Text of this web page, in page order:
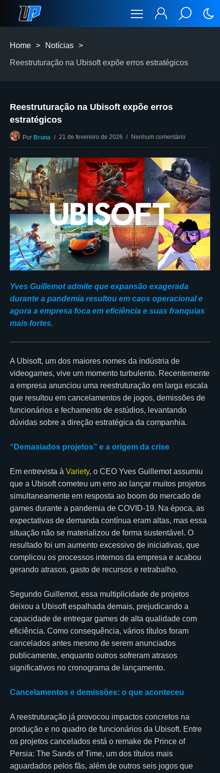
Home > Notícias >
Reestruturação na Ubisoft expõe erros estratégicos
Reestruturação na Ubisoft expõe erros
estratégicos
Por Bruna 21 de fevereiro de 2026 Nenhum comentário
Yves Guillemot admite que expansão exagerada
durante a pandemia resultou em caos operacional e
agora a empresa foca em eficiência e suas franquias
mais fortes.
A Ubisoft, um dos maiores nomes da indústria de
videogames, vive um momento turbulento. Recentemente
a empresa anunciou uma reestruturação em larga escala
que resultou em cancelamentos de jogos, demissões de
funcionários e fechamento de estúdios, levantando
dúvidas sobre a direção estratégica da companhia.
“Demasiados projetos” e a origem da crise
Em entrevista à Variety, o CEO Yves Guillemot assumiu
que a Ubisoft cometeu um erro ao lançar muitos projetos
simultaneamente em resposta ao boom do mercado de
games durante a pandemia de COVID-19. Na época, as
expectativas de demanda contínua eram altas, mas essa
situação não se materializou de forma sustentável. O
resultado foi um aumento excessivo de iniciativas, que
complicou os processos internos da empresa e acabou
gerando atrasos, gasto de recursos e retrabalho.
Segundo Guillemot, essa multiplicidade de projetos
deixou a Ubisoft espalhada demais, prejudicando a
capacidade de entregar games de alta qualidade com
eficiência. Como consequência, vários títulos foram
cancelados antes mesmo de serem anunciados
publicamente, enquanto outros sofreram atrasos
significativos no cronograma de lançamento.
Cancelamentos e demissões: o que aconteceu
A reestruturação já provocou impactos concretos na
produção e no quadro de funcionários da Ubisoft. Entre
os projetos cancelados está o remake de Prince of
Persia: The Sands of Time, um dos títulos mais
aguardados pelos fãs, além de outros seis jogos que